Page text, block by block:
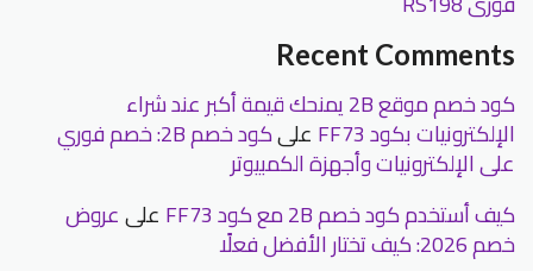
Recent Comments
كود خصم موقع 2B يمنحك قيمة أكبر عند شراء
الإلكترونيات بكود FF73 على كود خصم 2B: خصم فوري
على الإلكترونيات وأجهزة الكمبيوتر
كيف أستخدم كود خصم 2B مع كود FF73
علىعروض
خصم 2026: كيف تختار الأفضل فعلًا